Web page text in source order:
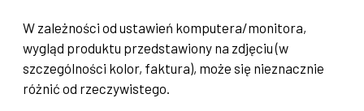
W zależności od ustawień komputera/monitora,
wygląd produktu przedstawiony na zdjęciu (w
szczególności kolor, faktura), może się nieznacznie
różnić od rzeczywistego.